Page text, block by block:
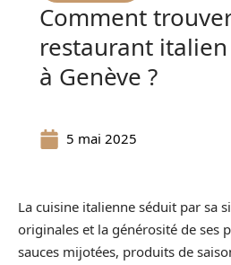
Comment
restaurant
à Genève ?
5 mai 2025
La cuisine italienne séduit par sa
originales et la générosité de ses
sauces mijotées, produits de